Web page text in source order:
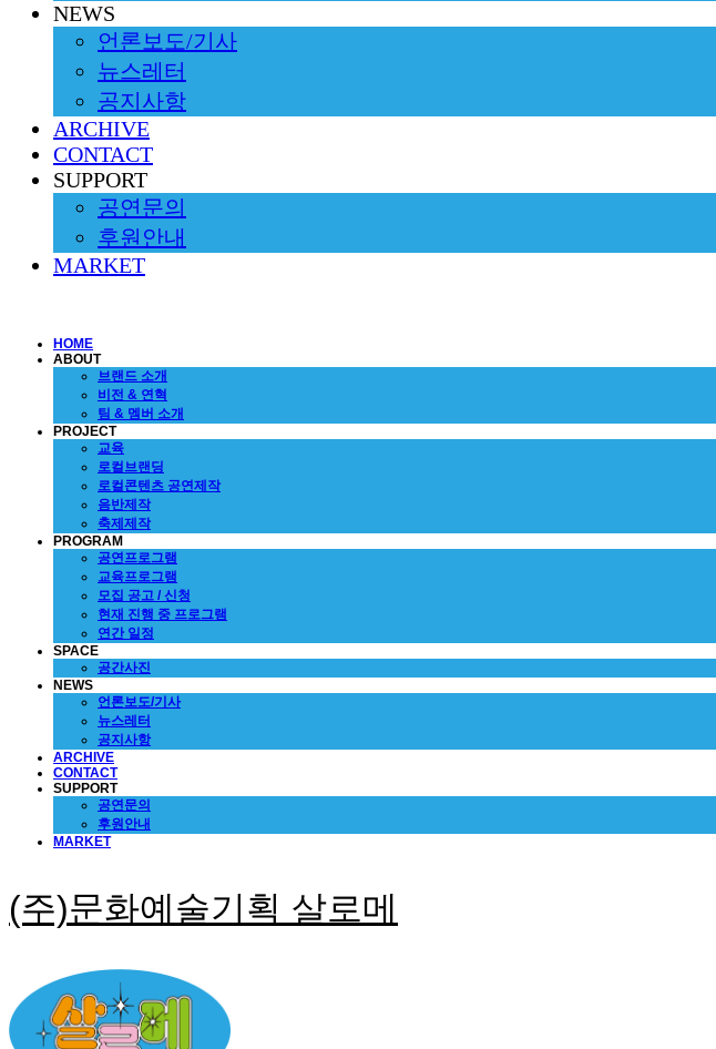
NEWS
언론보도/기사
뉴스레터
공지사항
ARCHIVE
CONTACT
SUPPORT
공연문의
후원안내
MARKET
HOME
ABOUT
브랜드 소개
비전 & 연혁
팀 & 멤버 소개
PROJECT
교육
로컬브랜딩
로컬콘텐츠 공연제작
음반제작
축제제작
PROGRAM
공연프로그램
교육프로그램
모집 공고 / 신청
현재 진행 중 프로그램
연간 일정
SPACE
공간사진
NEWS
언론보도/기사
뉴스레터
공지사항
ARCHIVE
CONTACT
SUPPORT
공연문의
후원안내
MARKET
(주)문화예술기획 살로메